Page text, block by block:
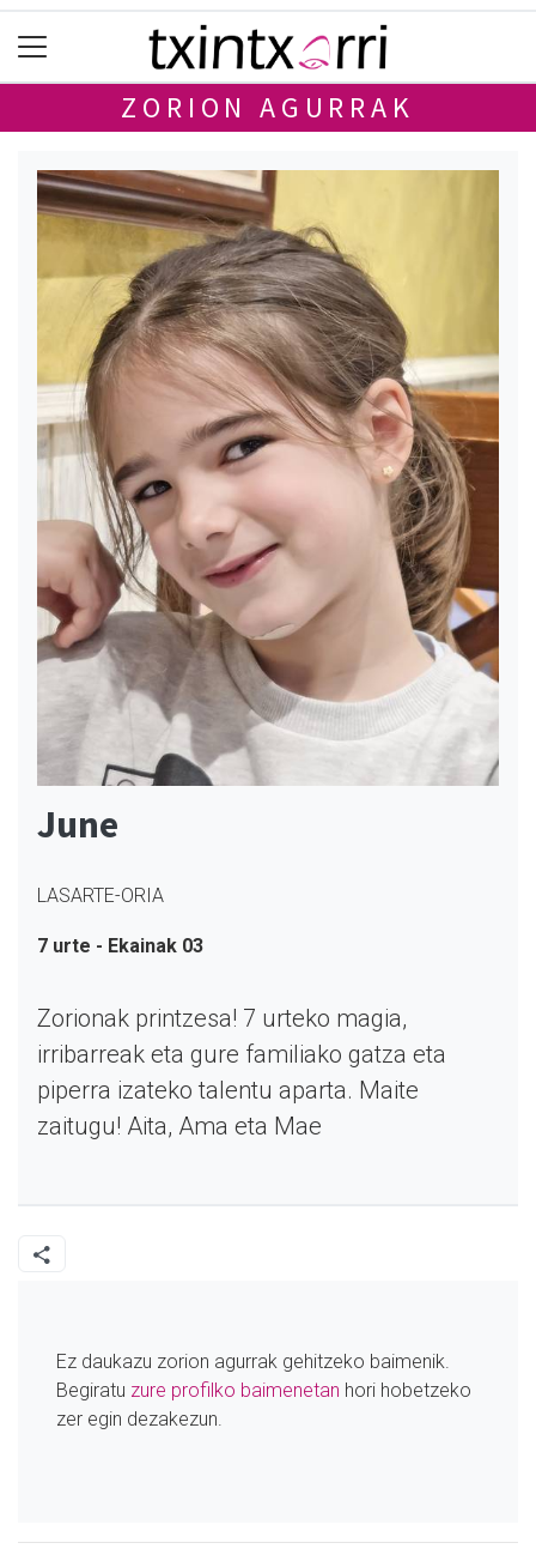
ZORION AGURRAK
June
LASARTE-ORIA
7 urte - Ekainak 03
Zorionak printzesa! 7 urteko magia,
irribarreak eta gure familiako gatza eta
piperra izateko talentu aparta. Maite
zaitugu! Aita, Ama eta Mae
Ez daukazu zorion agurrak gehitzeko baimenik.
Begiratu zure profilko baimenetan hori hobetzeko
zer egin dezakezun.